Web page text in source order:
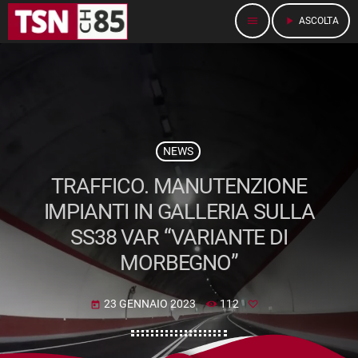
menu play_arrow ASCOLTA
NEWS
TRAFFICO. MANUTENZIONE
IMPIANTI IN GALLERIA SULLA
SS38 VAR “VARIANTE DI
MORBEGNO”
today 23 GENNAIO 2023 112